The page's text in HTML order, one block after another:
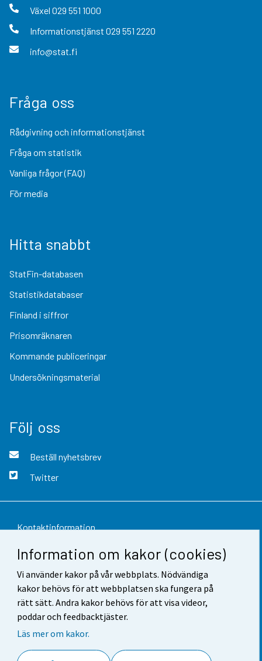
Information om kakor (cookies)
Vi använder kakor på vår webbplats. Nödvändiga
kakor behövs för att webbplatsen ska fungera på
rätt sätt. Andra kakor behövs för att visa videor,
poddar och feedbacktjäster.
Läs mer om kakor.
Växel 029 551 1000
Informationstjänst 029 551 2220
info@stat.fi
Fråga oss
Rådgivning och informationstjänst
Fråga om statistik
Vanliga frågor (FAQ)
För media
Hitta snabbt
StatFin-databasen
Statistikdatabaser
Finland i siffror
Prisomräknaren
Kommande publiceringar
Undersökningsmaterial
Följ oss
Beställ nyhetsbrev
Twitter
Kontaktinformation
Respons
Användarvillkor
Dataskydd
Tillgänglighet